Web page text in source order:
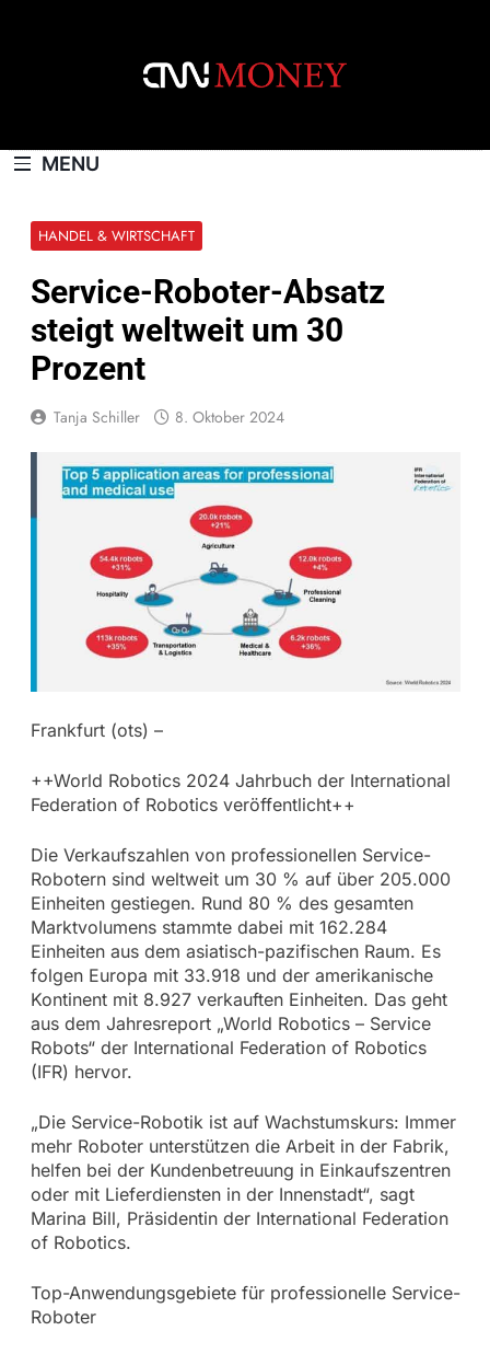
MENU
HANDEL & WIRTSCHAFT
Service-Roboter-Absatz
steigt weltweit um 30
Prozent
Tanja Schiller 8. Oktober 2024
Frankfurt (ots) –
++World Robotics 2024 Jahrbuch der International
Federation of Robotics veröffentlicht++
Die Verkaufszahlen von professionellen Service-
Robotern sind weltweit um 30 % auf über 205.000
Einheiten gestiegen. Rund 80 % des gesamten
Marktvolumens stammte dabei mit 162.284
Einheiten aus dem asiatisch-pazifischen Raum. Es
folgen Europa mit 33.918 und der amerikanische
Kontinent mit 8.927 verkauften Einheiten. Das geht
aus dem Jahresreport „World Robotics – Service
Robots“ der International Federation of Robotics
(IFR) hervor.
„Die Service-Robotik ist auf Wachstumskurs: Immer
mehr Roboter unterstützen die Arbeit in der Fabrik,
helfen bei der Kundenbetreuung in Einkaufszentren
oder mit Lieferdiensten in der Innenstadt“, sagt
Marina Bill, Präsidentin der International Federation
of Robotics.
Top-Anwendungsgebiete für professionelle Service-
Roboter